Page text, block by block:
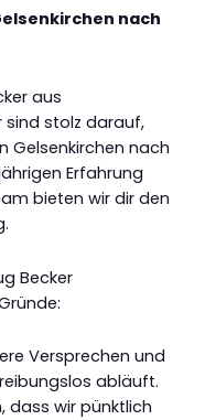
nach
aus
sind stolz darauf,
Gelsenkirchen nach
Erfahrung
bieten wir dir den
Becker
Versprechen und
abläuft.
dass wir pünktlich